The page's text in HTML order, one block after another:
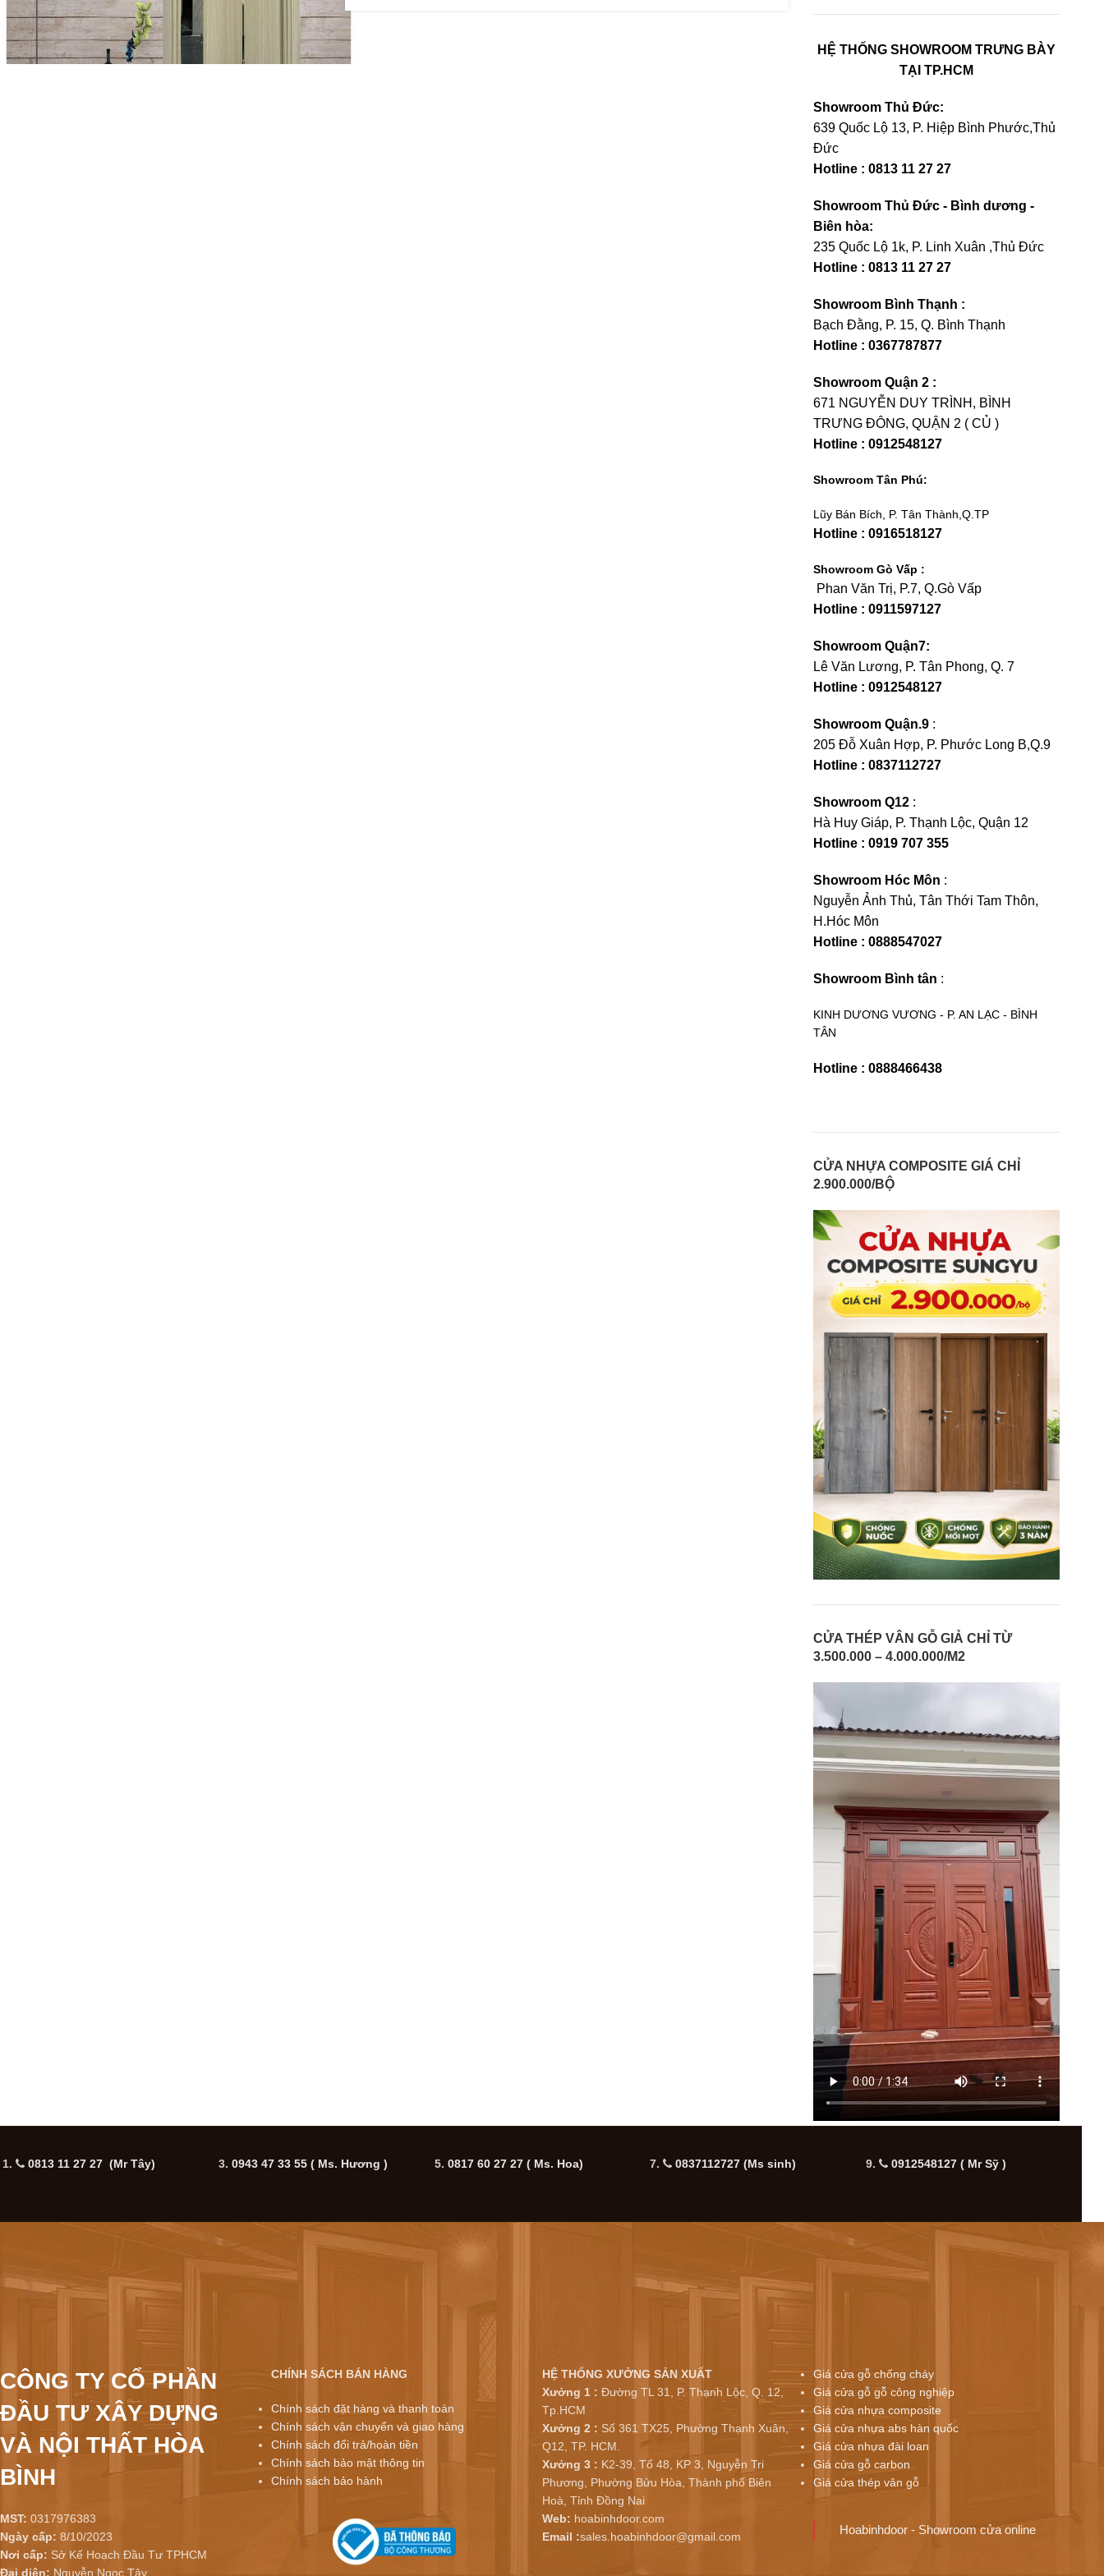
HỆ THỐNG SHOWROOM TRƯNG BÀY
TẠI TP.HCM
Showroom Thủ Đức:
639 Quốc Lộ 13, P. Hiệp Bình Phước,Thủ
Đức
Hotline : 0813 11 27 27
Showroom Thủ Đức - Bình dương -
Biên hòa:
235 Quốc Lộ 1k, P. Linh Xuân ,Thủ Đức
Hotline : 0813 11 27 27
Showroom Bình Thạnh :
Bạch Đằng, P. 15, Q. Bình Thạnh
Hotline : 0367787877
Showroom Quận 2 :
671 NGUYỄN DUY TRÌNH, BÌNH
TRƯNG ĐÔNG, QUẬN 2 ( CỦ )
Hotline : 0912548127
Showroom Tân Phú:
Lũy Bán Bích, P. Tân Thành,Q.TP
Hotline : 0916518127
Showroom Gò Vấp :
Phan Văn Trị, P.7, Q.Gò Vấp
Hotline : 0911597127
Showroom Quận7:
Lê Văn Lương, P. Tân Phong, Q. 7
Hotline : 0912548127
Showroom Quận.9 :
205 Đỗ Xuân Hợp, P. Phước Long B,Q.9
Hotline : 0837112727
Showroom Q12 :
Hà Huy Giáp, P. Thạnh Lộc, Quận 12
Hotline : 0919 707 355
Showroom Hóc Môn :
Nguyễn Ảnh Thủ, Tân Thới Tam Thôn,
H.Hóc Môn
Hotline : 0888547027
Showroom Bình tân :
KINH DƯƠNG VƯƠNG - P. AN LẠC - BÌNH
TÂN
Hotline : 0888466438
CỬA NHỰA COMPOSITE GIÁ CHỈ
2.900.000/BỘ
CỬA THÉP VÂN GỖ GIẢ CHỈ TỪ
3.500.000 – 4.000.000/M2
1. 0813 11 27 27 (Mr Tây) 3. 0943 47 33 55( Ms. Hương ) 5. 0817 60 27 27( Ms. Hoa) 7. 0837112727 (Ms sinh) 9. 0912548127 ( Mr Sỹ )
CÔNG TY CỔ PHẦN
ĐẦU TƯ XÂY DỰNG
VÀ NỘI THẤT HÒA
BÌNH
MST: 0317976383
Ngày cấp: 8/10/2023
Nơi cấp: Sở Kế Hoạch Đầu Tư TPHCM
Đại diện: Nguyễn Ngọc Tây
CHÍNH SÁCH BÁN HÀNG
Chính sách đặt hàng và thanh toán
Chính sách vận chuyển và giao hàng
Chính sách đổi trả/hoàn tiền
Chính sách bảo mật thông tin
Chính sách bảo hành
HỆ THỐNG XƯỞNG SẢN XUẤT
Xưởng 1 : Đường TL 31, P. Thạnh Lộc, Q. 12,
Tp.HCM
Xưởng 2 : Số 361 TX25, Phường Thạnh Xuân,
Q12, TP. HCM.
Xưởng 3 : K2-39, Tổ 48, KP 3, Nguyễn Tri
Phương, Phường Bửu Hòa, Thành phố Biên
Hoà, Tỉnh Đồng Nai
Web: hoabinhdoor.com
Email :sales.hoabinhdoor@gmail.com
Giá cửa gỗ chống cháy
Giá cửa gỗ gỗ công nghiệp
Giá cửa nhựa composite
Giá cửa nhựa abs hàn quốc
Giá cửa nhựa đài loan
Giá cửa gỗ carbon
Giá cửa thép vân gỗ
Hoabinhdoor - Showroom cửa online